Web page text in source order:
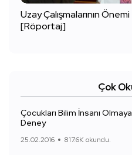
Uzay Çalışmalarının
[Röportaj]
Çok
Çocukları Bilim İnsanı
Deney
25.02.2016 817.6K okundu.